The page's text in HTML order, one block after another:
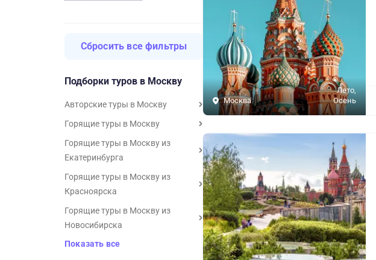
Сбросить все фильтры
Подборки туров в Москву
Авторские туры в Москву
Горящие туры в Москву
Горящие туры в Москву из
Екатеринбурга
Горящие туры в Москву из
Красноярска
Горящие туры в Москву из
Новосибирска
Показать все
Москва
Лето,
Осень